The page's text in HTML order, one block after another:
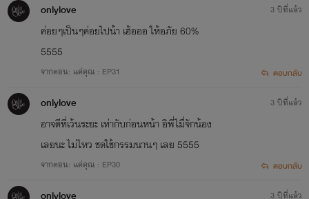
onlylove
ค่อยๆเป็นๆค่อยไปน้า เฮ้อออ ให้อภัย 60%
5555
จากตอน: แค่คุณ : EP31
3 ปีที่แล้ว
ตอบกลับ
onlylove
อาจดีที่เว้นระยะ เท่ากับก่อนหน้า อิพี่ไม่ึจักน้อง
เลยนะ ไม่ไหว ชดใช้กรรมนานๆ เลย 5555
จากตอน: แค่คุณ : EP30
3 ปีที่แล้ว
ตอบกลับ
onlylove 3 ปีที่แล้ว